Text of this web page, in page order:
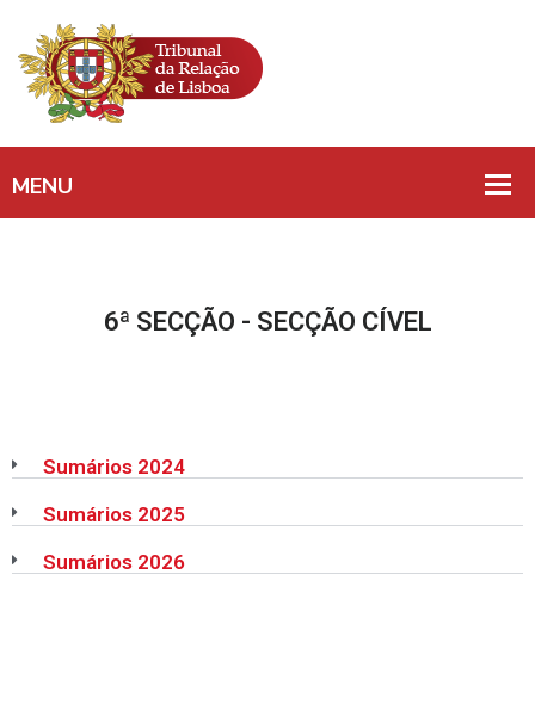
6ª SECÇÃO - SECÇÃO CÍVEL
Sumários 2024
Sumários 2025
Sumários 2026